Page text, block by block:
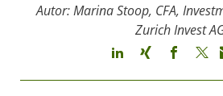
Autor: Marina Stoop, CFA,
Zurich Invest